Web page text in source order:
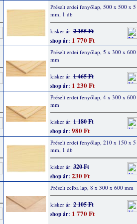
Préselt erdei fenyőlap, 500 x 500 x 5
mm, 1 db
kisker ár:2 155 Ft
shop ár: 1 770 Ft
Préselt erdei fenyőlap, 5 x 300 x 600
mm
kisker ár:1 465 Ft
shop ár: 1 230 Ft
Préselt erdei fenyőlap, 4 x 300 x 600
mm
kisker ár:1 180 Ft
shop ár: 980 Ft
Préselt erdei fenyőlap, 210 x 150 x 5
mm, 1 db
kisker ár:320 Ft
shop ár: 230 Ft
Préselt ceiba lap, 8 x 300 x 600 mm
kisker ár:2 105 Ft
shop ár: 1 770 Ft